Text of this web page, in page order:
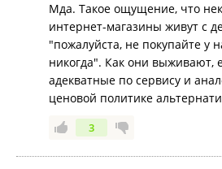
Мда. Такое ощущение, что
интернет-магазины живут с
"пожалуйста, не покупайте у
никогда". Как они выживают,
адекватные по сервису и
ценовой политике
3